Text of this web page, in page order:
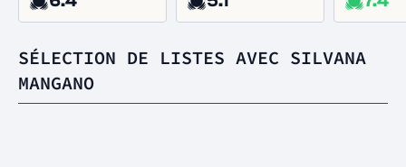
SÉLECTION DE LISTES AVEC SILVANA
MANGANO